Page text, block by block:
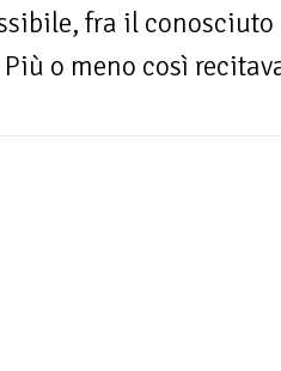
fra il
o meno così